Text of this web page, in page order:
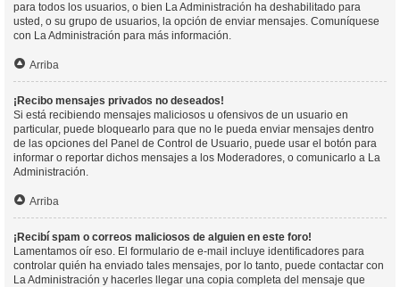
para todos los usuarios, o bien La Administración ha deshabilitado para
usted, o su grupo de usuarios, la opción de enviar mensajes. Comuníquese
con La Administración para más información.
Arriba
¡Recibo mensajes privados no deseados!
Si está recibiendo mensajes maliciosos u ofensivos de un usuario en
particular, puede bloquearlo para que no le pueda enviar mensajes dentro
de las opciones del Panel de Control de Usuario, puede usar el botón para
informar o reportar dichos mensajes a los Moderadores, o comunicarlo a La
Administración.
Arriba
¡Recibí spam o correos maliciosos de alguien en este foro!
Lamentamos oír eso. El formulario de e-mail incluye identificadores para
controlar quién ha enviado tales mensajes, por lo tanto, puede contactar con
La Administración y hacerles llegar una copia completa del mensaje que